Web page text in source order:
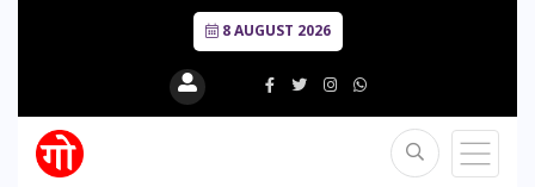
8 AUGUST 2026